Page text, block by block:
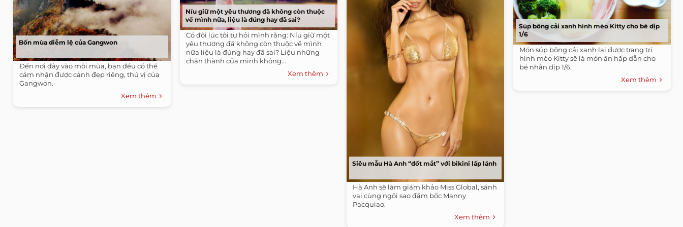
Bốn mùa diễm lệ của Gangwon
Đến nơi đây vào mỗi mùa, bạn đều có thể
cảm nhận được cảnh đẹp riêng, thú vị của
Gangwon.
Xem thêm
Níu giữ một yêu thương đã không còn thuộc
về mình nữa, liệu là đúng hay đã sai?
Có đôi lúc tôi tự hỏi mình rằng: Níu giữ một
yêu thương đã không còn thuộc về mình
nữa liệu là đúng hay đã sai? Liệu những
chân thành của mình không...
Xem thêm
Siêu mẫu Hà Anh “đốt mắt” với bikini lấp lánh
Hà Anh sẽ làm giám khảo Miss Global, sánh
vai cùng ngôi sao đấm bốc Manny
Pacquiao.
Xem thêm
Súp bông cải xanh hình mèo Kitty cho bé dịp
1/6
Món súp bông cải xanh lại được trang trí
hình mèo Kitty sẽ là món ăn hấp dẫn cho
bé nhân dịp 1/6.
Xem thêm